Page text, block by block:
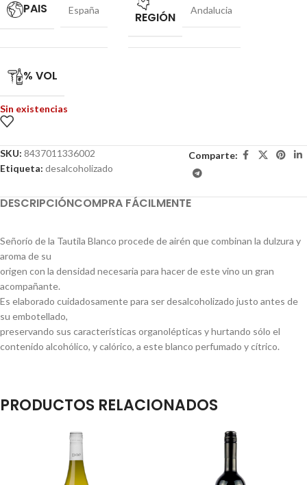
PAIS España REGIÓN Andalucia
% VOL
Sin existencias
SKU: 8437011336002
Etiqueta: desalcoholizado
Comparte:
DESCRIPCIÓNCOMPRA FÁCILMENTE
Señorío de la Tautila Blanco procede de airén que combinan la dulzura y
aroma de su
origen con la densidad necesaria para hacer de este vino un gran
acompañante.
Es elaborado cuidadosamente para ser desalcoholizado justo antes de
su embotellado,
preservando sus características organolépticas y hurtando sólo el
contenido alcohólico, y calórico, a este blanco perfumado y cítrico.
PRODUCTOS RELACIONADOS